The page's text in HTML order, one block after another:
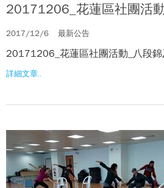
20171206_花蓮區社團活
2017/12/6 最新公告
20171206_花蓮區社團活動_八段錦
詳細文章..